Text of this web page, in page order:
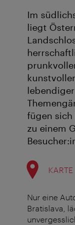
Im
liegt
fügen sich
zu einem
KARTE
Nur eine
Bratislava,